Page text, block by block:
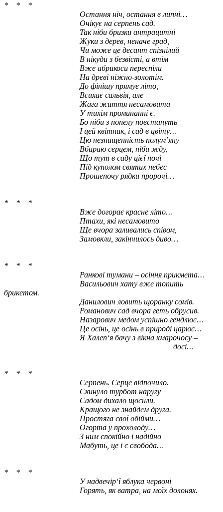
* * *
Остання ніч, остання в липні…
Очікує на серпень сад.
Так ніби бризки антрацитні
Жуки з дерев, неначе град,
Чи може це десант спізнілий
В нікуди з безвісті, а втім
Вже абрикоси переспіли
На древі ніжно-золотім.
До фінішу прямує літо,
Всихає сальвія, але
Жага життя несамовита
У тихім проминанні є.
Бо ніби з попелу повстануть
І цей квітник, і сад в цвіту…
Цю незнищенність полум’яну
Вбираю серцем, ніби жду,
Що тут в саду цієї ночі
Під куполом святих небес
Прошепочу рядки пророчі…
* * *
Вже догорає красне літо…
Птахи, які несамовито
Ще вчора заливались співом,
Замовкли, закінчилось диво…
* * *
Ранкові тумани – осіння прикмета…
Васильович хату вже топить
брикетом.
Данилович ловить щоранку сомів.
Романович сад вчора геть обрусив.
Назарович медом успішно гендлює…
Це осінь, це осінь в природі царює…
Я Халеп‘я бачу з вікна хмарочосу –
досі…
* * *
Серпень. Серце відпочило.
Скинуло турбот наругу
Садом дихало щосили.
Кращого не знайдем друга.
Простяга свої обійми…
Огорта у прохолоду…
З ним спокійно і надійно
Мабуть, це і є свобода…
* * *
У надвечір‘ї яблука червоні
Горять, як ватра, на моїх долонях.